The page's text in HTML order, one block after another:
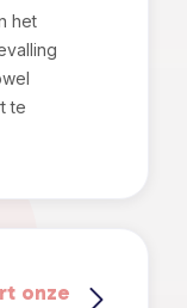
het
te
onze